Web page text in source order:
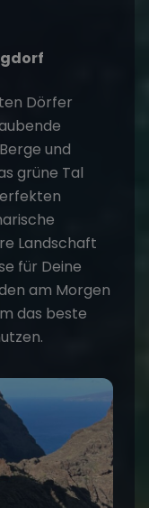
Dörfer
und
grüne Tal
Landschaft
für Deine
am Morgen
das beste